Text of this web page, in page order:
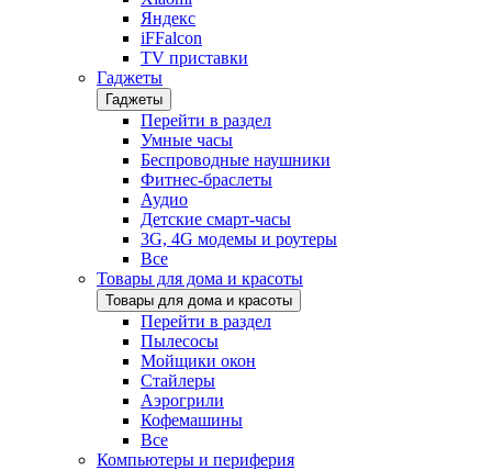
Яндекс
iFFalcon
TV приставки
Гаджеты
Гаджеты
Перейти в раздел
Умные часы
Беспроводные наушники
Фитнес-браслеты
Аудио
Детские смарт-часы
3G, 4G модемы и роутеры
Все
Товары для дома и красоты
Товары для дома и красоты
Перейти в раздел
Пылесосы
Мойщики окон
Стайлеры
Аэрогрили
Кофемашины
Все
Компьютеры и периферия